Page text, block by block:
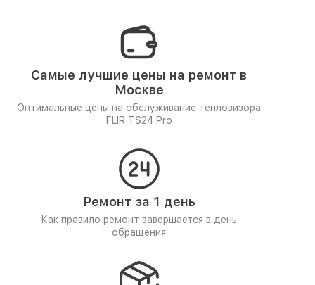
Самые лучшие цены на ремонт в
Москве
Оптимальные цены на обслуживание тепловизора
FLIR TS24 Pro
Ремонт за 1 день
Как правило ремонт завершается в день
обращения